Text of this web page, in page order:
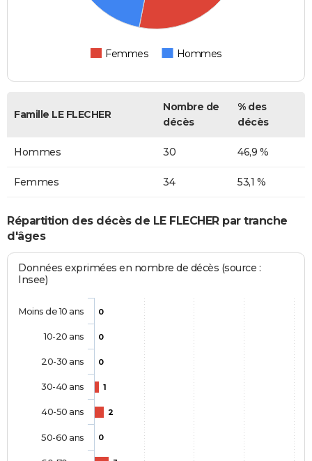
Femmes Hommes
Famille LE FLECHER
Nombre de
décès
% des
décès
Hommes 30 46,9 %
Femmes 34 53,1 %
Répartition des décès de LE FLECHER par tranche
d'âges
Données exprimées en nombre de décès (source :
Insee)
0
0
0
1
2
0
Moins de 10 ans
10-20 ans
20-30 ans
30-40 ans
40-50 ans
50-60 ans